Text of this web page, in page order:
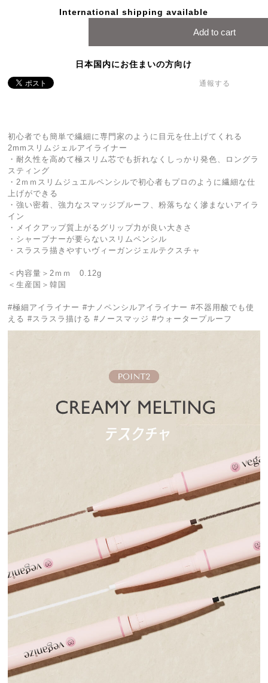
International shipping available
Add to cart
日本国内にお住まいの方向け
通報する
初心者でも簡単で繊細に専門家のように目元を仕上げてくれる
2mmスリムジェルアイライナー
・耐久性を高めて極スリム芯でも折れなくしっかり発色、ロングラ
スティング
・2ｍｍスリムジュエルペンシルで初心者もプロのように繊細な仕
上げができる
・強い密着、強力なスマッジプルーフ、粉落ちなく滲まないアイラ
イン
・メイクアップ質上がるグリップ力が良い大きさ
・シャープナーが要らないスリムペンシル
・スラスラ描きやすいヴィーガンジェルテクスチャ
＜内容量＞2ｍｍ 0.12g
＜生産国＞韓国
#極細アイライナー #ナノペンシルアイライナー #不器用酸でも使
える #スラスラ描ける #ノースマッジ #ウォータープルーフ